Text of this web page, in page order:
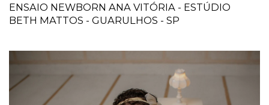
ENSAIO NEWBORN ANA VITÓRIA - ESTÚDIO
BETH MATTOS - GUARULHOS - SP